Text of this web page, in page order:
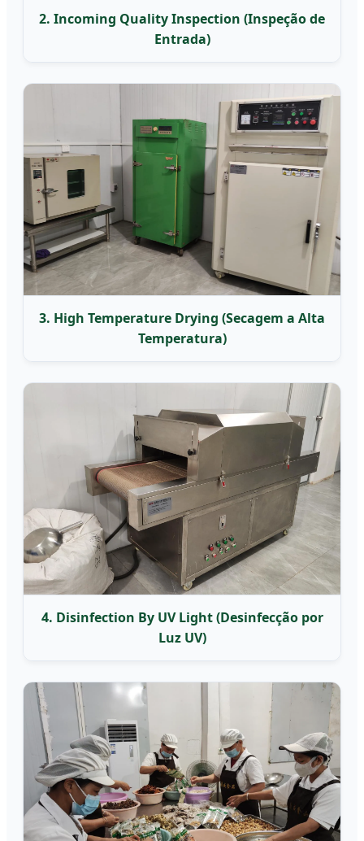
2. Incoming Quality Inspection (Inspeção de
Entrada)
3. High Temperature Drying (Secagem a Alta
Temperatura)
4. Disinfection By UV Light (Desinfecção por
Luz UV)